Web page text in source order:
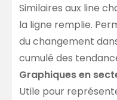
Similaires aux line
la ligne remplie.
du changement
cumulé des
Graphiques en
Utile pour